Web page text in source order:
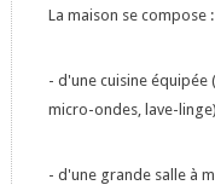
La maison se compose :
- d'une cuisine
micro-ondes, lave-linge)
- d'une grande salle à